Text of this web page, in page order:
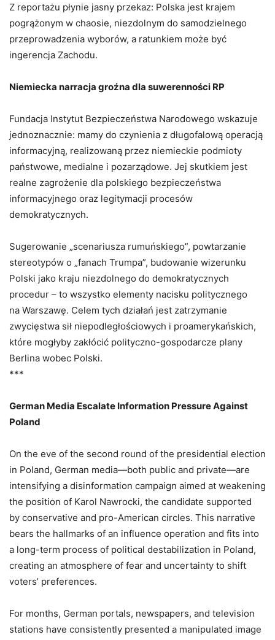
Z reportażu płynie jasny przekaz: Polska jest krajem
pogrążonym w chaosie, niezdolnym do samodzielnego
przeprowadzenia wyborów, a ratunkiem może być
ingerencja Zachodu.
Niemiecka narracja groźna dla suwerenności RP
Fundacja Instytut Bezpieczeństwa Narodowego wskazuje
jednoznacznie: mamy do czynienia z długofalową operacją
informacyjną, realizowaną przez niemieckie podmioty
państwowe, medialne i pozarządowe. Jej skutkiem jest
realne zagrożenie dla polskiego bezpieczeństwa
informacyjnego oraz legitymacji procesów
demokratycznych.
Sugerowanie „scenariusza rumuńskiego”, powtarzanie
stereotypów o „fanach Trumpa”, budowanie wizerunku
Polski jako kraju niezdolnego do demokratycznych
procedur – to wszystko elementy nacisku politycznego
na Warszawę. Celem tych działań jest zatrzymanie
zwycięstwa sił niepodległościowych i proamerykańskich,
które mogłyby zakłócić polityczno-gospodarcze plany
Berlina wobec Polski.
***
German Media Escalate Information Pressure Against
Poland
On the eve of the second round of the presidential election
in Poland, German media—both public and private—are
intensifying a disinformation campaign aimed at weakening
the position of Karol Nawrocki, the candidate supported
by conservative and pro-American circles. This narrative
bears the hallmarks of an influence operation and fits into
a long-term process of political destabilization in Poland,
creating an atmosphere of fear and uncertainty to shift
voters’ preferences.
For months, German portals, newspapers, and television
stations have consistently presented a manipulated image